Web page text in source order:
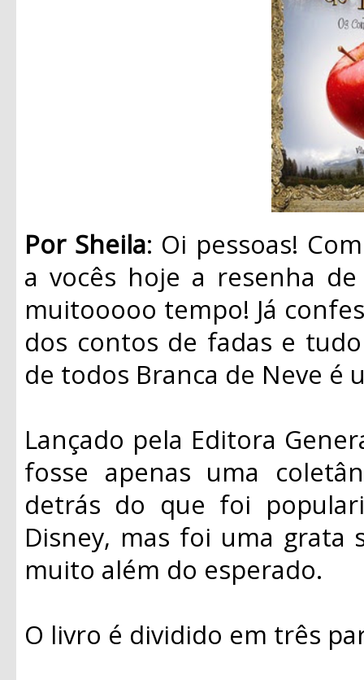
Por Sheila: Oi pessoas!
a vocês hoje a resenha
muitooooo tempo! Já
dos contos de fadas e
de todos Branca de Neve é
Lançado pela Editora
fosse apenas uma
detrás do que foi
Disney, mas foi uma grata
muito além do esperado.
O livro é dividido em três